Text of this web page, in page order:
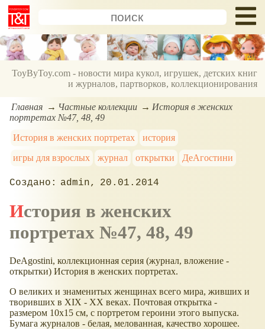
ToyByToy.com - новости мира кукол, игрушек, детских книг
и журналов, партворков, коллекционирования
Главная Частные коллекции
История в женских
портретах №47, 48, 49
История в женских портретах
история
игры для взрослых
журнал открытки ДеАгостини
admin 20.01.2014
История в женских
портретах №47, 48, 49
DeAgostini, коллекционная серия (журнал, вложение -
открытки) История в женских портретах.
О великих и знаменитых женщинах всего мира, живших и
творивших в ХIХ - ХХ веках. Почтовая открытка -
размером 10х15 см, с портретом героини этого выпуска.
Бумага журналов - белая, мелованная, качество хорошее.